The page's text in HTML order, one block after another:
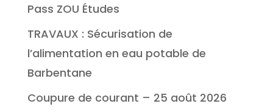
Pass ZOU Études
TRAVAUX : Sécurisation de
l’alimentation en eau potable de
Barbentane
Coupure de courant – 25 août 2026